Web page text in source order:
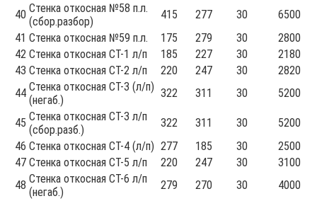
40 Стенка откосная №58 п.л.
(сбор.разбор)
415 277 30
6500
41 Стенка откосная №59 п.л. 175 279 30
2800
42 Стенка откосная СТ-1 л/п 185 227 30
2180
43 Стенка откосная СТ-2 л/п 220 247 30
2820
44 Стенка откосная СТ-3 (л/п)
(негаб.)
322 311 30 5200
45 Стенка откосная СТ-3 л/п
(сбор.разб.)
322 311 30
5200
46 Стенка откосная СТ-4 (л/п) 277 185 30
2500
47 Стенка откосная СТ-5 л/п 220 247 30
3100
48 Стенка откосная СТ-6 л/п
(негаб.)
279 270 30 4000